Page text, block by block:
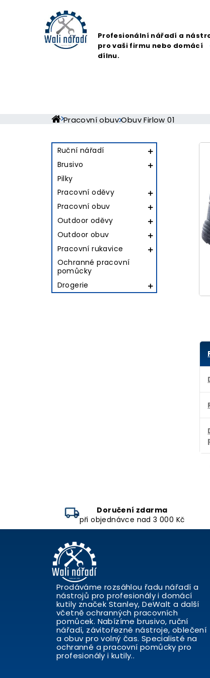
Profesionální nářadí a
pro vaši firmu nebo domácí
dílnu.
Pracovní obuv Obuv Firlow 01
Ruční nářadí 
Brusivo 
Pilky
Pracovní oděvy

Pracovní obuv 
Outdoor oděvy 
Outdoor obuv 
Pracovní rukavice 
Ochranné pracovní
pomůcky
Drogerie

Doručení zdarma
při objednávce nad 3 000 Kč
Prodáváme rozsáhlou řadu nářadí a
nástrojů pro profesionály i domácí
kutily značek Stanley, DeWalt a další
včetně ochranných pracovních
pomůcek. Nabízíme brusivo, ruční
nářadí, závitořezné nástroje, oblečení
a obuv pro volný čas. Specialisté na
ochranné a pracovní pomůcky pro
profesionály i kutily..